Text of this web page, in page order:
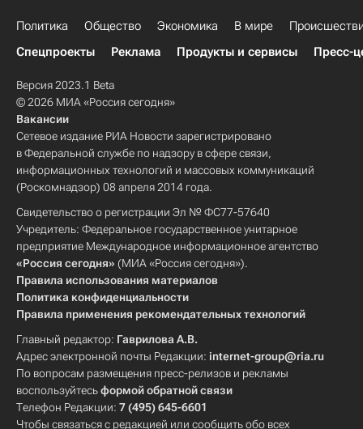
Политика Общество Экономика В мире
Спецпроекты
Реклама Продукты и сервисы Пресс-
Версия 2023.1 Beta
© 2026 МИА «Россия сегодня»
Вакансии
Сетевое издание РИА Новости зарегистрировано
в Федеральной службе по надзору в сфере связи,
информационных технологий и массовых коммуникаций
(Роскомнадзор) 08 апреля 2014 года.
Свидетельство о регистрации Эл № ФС77-57640
Учредитель: Федеральное государственное унитарное
предприятие Международное информационное агентство
«Россия сегодня» (МИА «Россия сегодня»).
Правила использования материалов
Политика конфиденциальности
Правила применения рекомендательных технологий
Главный редактор: Гаврилова А.В.
Адрес электронной почты Редакции: internet-group@ria.ru
По вопросам размещения пресс-релизов и рекламы
воспользуйтесьформой обратной связи
Телефон Редакции: 7 (495) 645-6601
Чтобы связаться с редакцией или сообщить обо всех